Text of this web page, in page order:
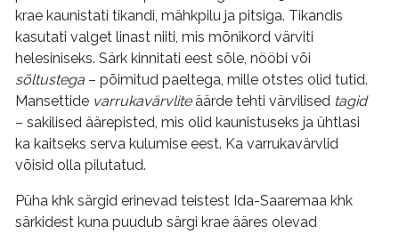
krae kaunistati tikandi, mähkpilu ja pitsiga. Tikandis
kasutati valget linast niiti, mis mõnikord värviti
helesiniseks. Särk kinnitati eest sõle, nööbi või
sõltustega – põimitud paeltega, mille otstes olid tutid.
Mansettide varrukavärvliteäärde tehti värvilised tagid
– sakilised äärepisted, mis olid kaunistuseks ja ühtlasi
ka kaitseks serva kulumise eest. Ka varrukavärvlid
võisid olla pilutatud.
Püha khk särgid erinevad teistest Ida-Saaremaa khk
särkidest kuna puudub särgi krae ääres olevad